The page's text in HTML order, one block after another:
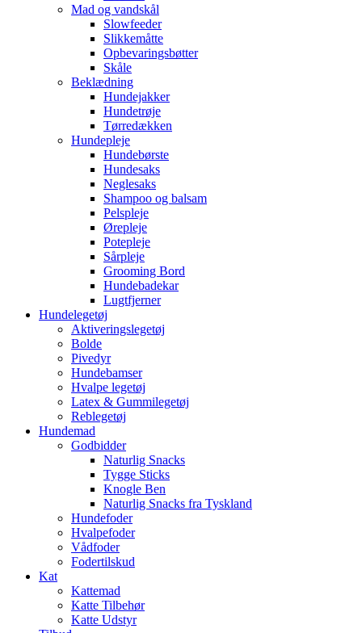
Mad og vandskål
Slowfeeder
Slikkemåtte
Opbevaringsbøtter
Skåle
Beklædning
Hundejakker
Hundetrøje
Tørredækken
Hundepleje
Hundebørste
Hundesaks
Neglesaks
Shampoo og balsam
Pelspleje
Ørepleje
Potepleje
Sårpleje
Grooming Bord
Hundebadekar
Lugtfjerner
Hundelegetøj
Aktiveringslegetøj
Bolde
Pivedyr
Hundebamser
Hvalpe legetøj
Latex & Gummilegetøj
Reblegetøj
Hundemad
Godbidder
Naturlig Snacks
Tygge Sticks
Knogle Ben
Naturlig Snacks fra Tyskland
Hundefoder
Hvalpefoder
Vådfoder
Fodertilskud
Kat
Kattemad
Katte Tilbehør
Katte Udstyr